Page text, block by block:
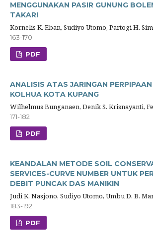
MENGGUNAKAN PASIR GUNUNG
TAKARI
Kornelis K. Eban, Sudiyo Utomo, Partogi H.
163-170
PDF
ANALISIS ATAS JARINGAN
KOLHUA KOTA KUPANG
Wilhelmus Bunganaen, Denik S. Krisnayanti,
171-182
PDF
KEANDALAN METODE SOIL
SERVICES-CURVE NUMBER UNTUK
DEBIT PUNCAK DAS MANIKIN
Judi K. Nasjono, Sudiyo Utomo, Umbu D. B.
183-192
PDF